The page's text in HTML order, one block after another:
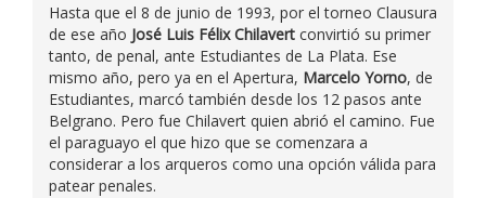
Hasta que el 8 de junio de 1993, por el torneo Clausura
de ese año José Luis Félix Chilavert convirtió su primer
tanto, de penal, ante Estudiantes de La Plata. Ese
mismo año, pero ya en el Apertura, Marcelo Yorno, de
Estudiantes, marcó también desde los 12 pasos ante
Belgrano. Pero fue Chilavert quien abrió el camino. Fue
el paraguayo el que hizo que se comenzara a
considerar a los arqueros como una opción válida para
patear penales.